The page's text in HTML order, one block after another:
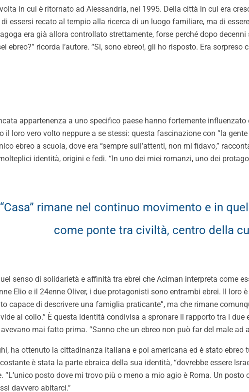
in cui è ritornato ad Alessandria, nel 1995. Della città in cui era
essersi recato al tempio alla ricerca di un luogo familiare, ma di
era già allora controllato strettamente, forse perché dopo
ebreo?” ricorda l’autore. “Si, sono ebreo!, gli ho risposto. Era
appartenenza a uno specifico paese hanno fortemente
il loro vero volto neppure a se stessi: questa fascinazione con “la
ebreo a scuola, dove era “sempre sull’attenti, non mi fidavo,”
identità, origini e fedi. “In uno dei miei romanzi, uno dei
“Casa” rimane nel continuo movimento e in
come ponte tra civiltà, centro della
senso di solidarietà e affinità tra ebrei che Aciman interpreta come
Elio e il 24enne Oliver, i due protagonisti sono entrambi ebrei. Il loro
capace di descrivere una famiglia praticante”, ma che rimane
al collo.” È questa identità condivisa a spronare il rapporto tra i
mai fatto prima. “Sanno che un ebreo non può far del male ad
ha ottenuto la cittadinanza italiana e poi americana ed è stato
è stata la parte ebraica della sua identità, “dovrebbe essere
“L’unico posto dove mi trovo più o meno a mio agio è Roma. Un
davvero abitarci.”